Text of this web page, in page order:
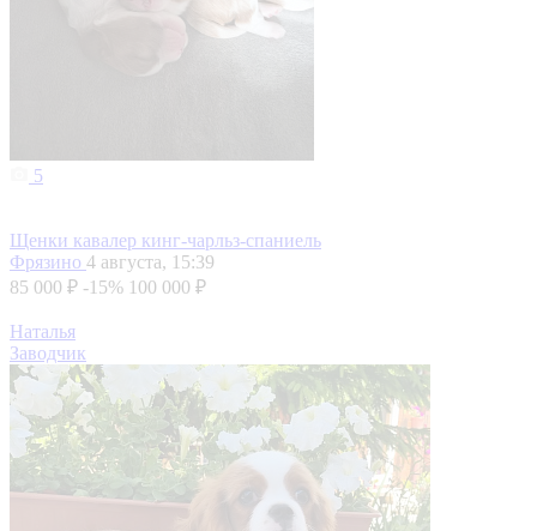
5
Щенки кавалер кинг-чарльз-спаниель
Фрязино 4 августа, 15:39
85 000 ₽ -15% 100 000 ₽
Наталья
Заводчик